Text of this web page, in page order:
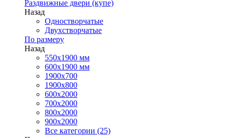
Раздвижные двери (купе)
Назад
Одностворчатые
Двухстворчатые
По размеру
Назад
550x1900 мм
600x1900 мм
1900х700
1900х800
600x2000
700x2000
800x2000
900x2000
Все категории (25)